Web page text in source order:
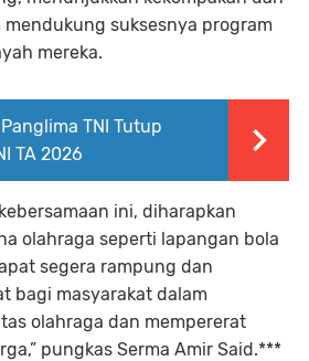
mendukung suksesnya program
mereka.
TNI Tutup
TA 2026
ini, diharapkan
olahraga seperti lapangan bola
segera rampung dan
bagi masyarakat dalam
olahraga dan mempererat
pungkas Serma Amir Said.***